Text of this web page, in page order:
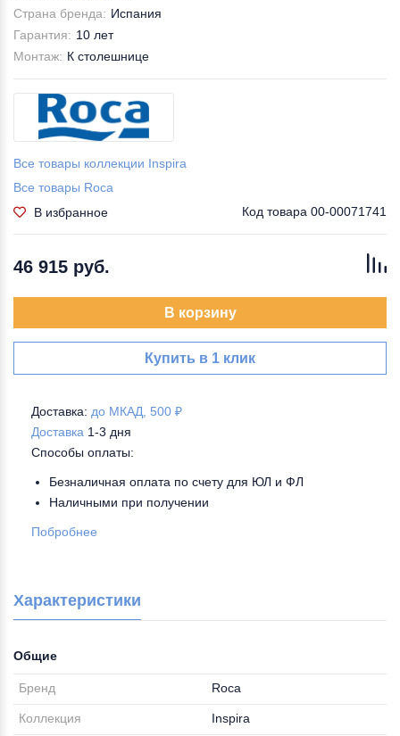
Страна бренда: Испания
Гарантия: 10 лет
Монтаж: К столешнице
Все товары коллекции Inspira
Все товары Roca
В избранное
Код товара 00-00071741
46 915 руб.
В корзину
Купить в 1 клик
Доставка: до МКАД, 500 ₽
Доставка 1-3 дня
Способы оплаты:
Безналичная оплата по счету для ЮЛ и ФЛ
Наличными при получении
Побробнее
Характеристики
Общие
Бренд Roca
Коллекция Inspira